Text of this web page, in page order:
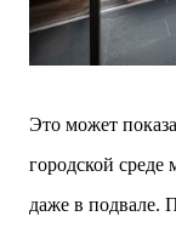
Это может
городской
даже в подвале.